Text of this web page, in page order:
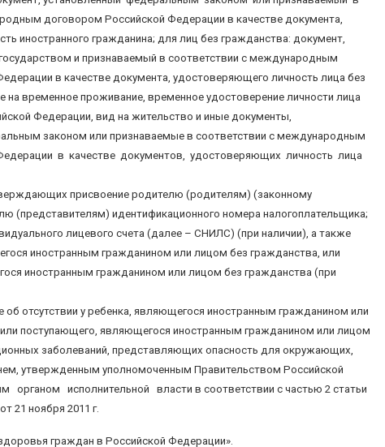
договором Российской Федерации в качестве документа,
иностранного гражданина; для лиц без гражданства: документ,
и признаваемый в соответствии с международным
в качестве документа, удостоверяющего личность лица без
на временное проживание, временное удостоверение личности лица
Федерации, вид на жительство и иные документы,
законом или признаваемые в соответствии с международным
в качестве документов, удостоверяющих личность лица
присвоение родителю (родителям) (законному
(представителям) идентификационного номера налогоплательщика;
лицевого счета (далее – СНИЛС) (при наличии), а также
иностранным гражданином или лицом без гражданства, или
иностранным гражданином или лицом без гражданства (при
отсутствии у ребенка, являющегося иностранным гражданином или
поступающего, являющегося иностранным гражданином или лицом
заболеваний, представляющих опасность для окружающих,
утвержденным уполномоченным Правительством Российской
исполнительной власти в соответствии с частью 2 статьи
21 ноября 2011 г.
граждан в Российской Федерации».